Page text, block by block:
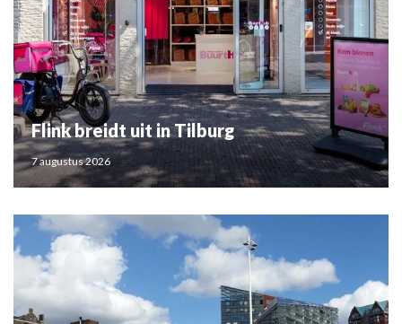
Flink breidt uit in Tilburg
7 augustus 2026